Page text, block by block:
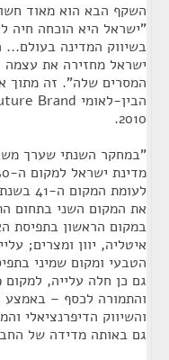
השקף הבא הוא מאוד
"ישראל היא הוכחה חיה
בשיווק המדינה
ישראל מחזירה את עצמה
המסרים שלה". זה מתוך
2010.
"במחקר השנתי שערך
את המקום השני בתחום
במקום הראשון בתפיסת
הטבעי ומקום שמיני
והתמורה לכסף – באמצע
והשיווק הדיפרנציאלי
גם באותה מדידה של